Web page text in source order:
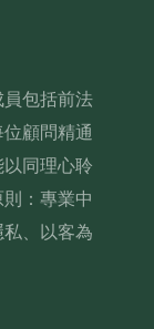
包括前法
顧問精通
同理心聆
：專業中
、以客為